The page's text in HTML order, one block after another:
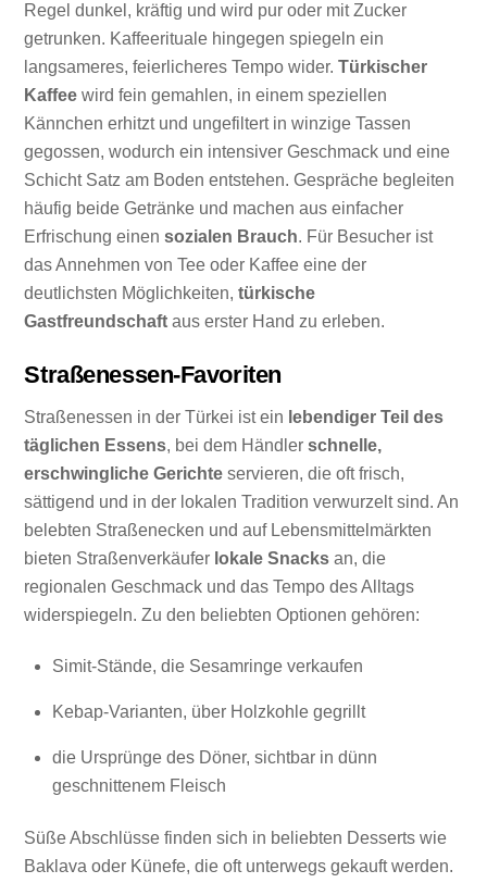
Regel dunkel, kräftig und wird pur oder mit Zucker
getrunken. Kaffeerituale hingegen spiegeln ein
langsameres, feierlicheres Tempo wider.Türkischer
Kaffee wird fein gemahlen, in einem speziellen
Kännchen erhitzt und ungefiltert in winzige Tassen
gegossen, wodurch ein intensiver Geschmack und eine
Schicht Satz am Boden entstehen. Gespräche begleiten
häufig beide Getränke und machen aus einfacher
Erfrischung einensozialen Brauch. Für Besucher ist
das Annehmen von Tee oder Kaffee eine der
deutlichsten Möglichkeiten,türkische
Gastfreundschaft aus erster Hand zu erleben.
Straßenessen-Favoriten
Straßenessen in der Türkei ist ein lebendiger Teil des
täglichen Essens, bei dem Händlerschnelle,
erschwingliche Gerichte servieren, die oft frisch,
sättigend und in der lokalen Tradition verwurzelt sind. An
belebten Straßenecken und auf Lebensmittelmärkten
bieten Straßenverkäufer lokale Snacks an, die
regionalen Geschmack und das Tempo des Alltags
widerspiegeln. Zu den beliebten Optionen gehören:
Simit-Stände, die Sesamringe verkaufen
Kebap-Varianten, über Holzkohle gegrillt
die Ursprünge des Döner, sichtbar in dünn
geschnittenem Fleisch
Süße Abschlüsse finden sich in beliebten Desserts wie
Baklava oder Künefe, die oft unterwegs gekauft werden.